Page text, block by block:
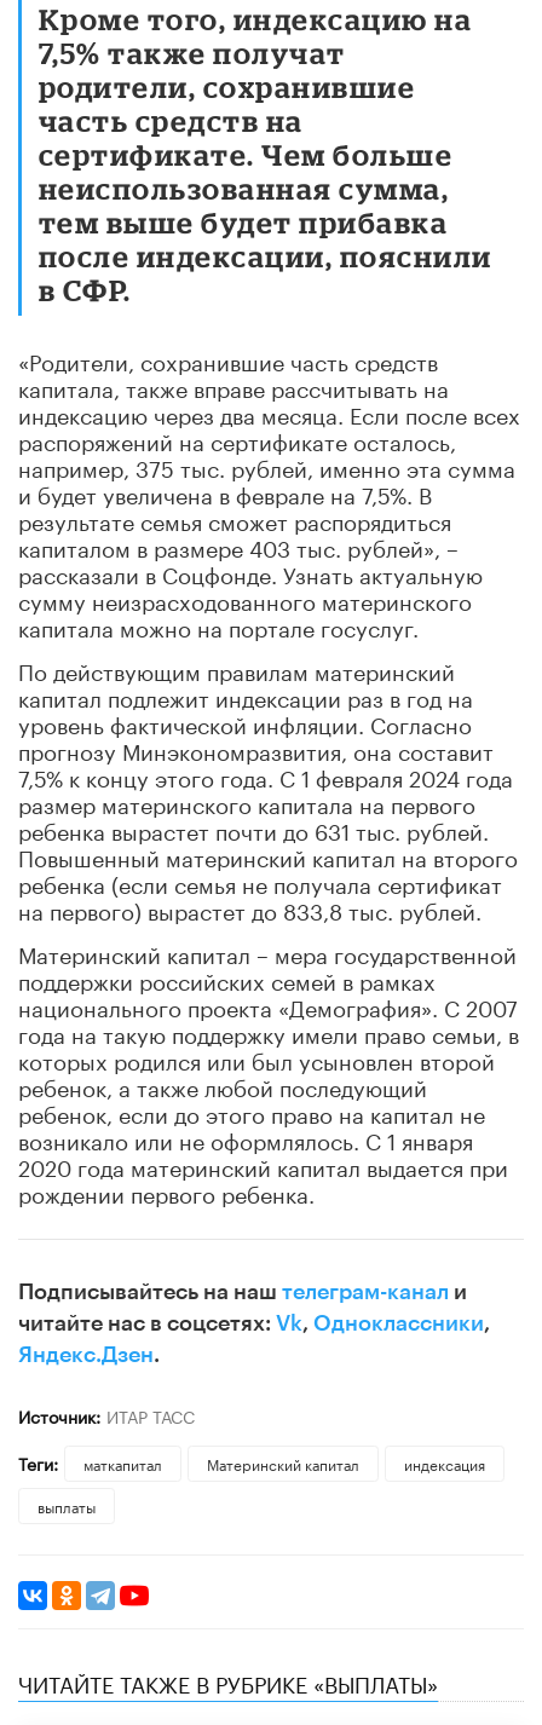
Кроме того, индексацию на
7,5% также получат
родители, сохранившие
часть средств на
сертификате. Чем больше
неиспользованная сумма,
тем выше будет прибавка
после индексации, пояснили
в СФР.
«Родители, сохранившие часть средств
капитала, также вправе рассчитывать на
индексацию через два месяца. Если после всех
распоряжений на сертификате осталось,
например, 375 тыс. рублей, именно эта сумма
и будет увеличена в феврале на 7,5%. В
результате семья сможет распорядиться
капиталом в размере 403 тыс. рублей», –
рассказали в Соцфонде. Узнать актуальную
сумму неизрасходованного материнского
капитала можно на портале госуслуг.
По действующим правилам материнский
капитал подлежит индексации раз в год на
уровень фактической инфляции. Согласно
прогнозу Минэкономразвития, она составит
7,5% к концу этого года. С 1 февраля 2024 года
размер материнского капитала на первого
ребенка вырастет почти до 631 тыс. рублей.
Повышенный материнский капитал на второго
ребенка (если семья не получала сертификат
на первого) вырастет до 833,8 тыс. рублей.
Материнский капитал – мера государственной
поддержки российских семей в рамках
национального проекта «Демография». С 2007
года на такую поддержку имели право семьи, в
которых родился или был усыновлен второй
ребенок, а также любой последующий
ребенок, если до этого право на капитал не
возникало или не оформлялось. С 1 января
2020 года материнский капитал выдается при
рождении первого ребенка.
Подписывайтесь на наш телеграм-канал и
читайте нас в соцсетях: Vk, Одноклассники,
Яндекс.Дзен.
Источник: ИТАР ТАСС
Теги:
маткапитал Материнский капитал
индексация
выплаты
ЧИТАЙТЕ ТАКЖЕ В РУБРИКЕ «ВЫПЛАТЫ»